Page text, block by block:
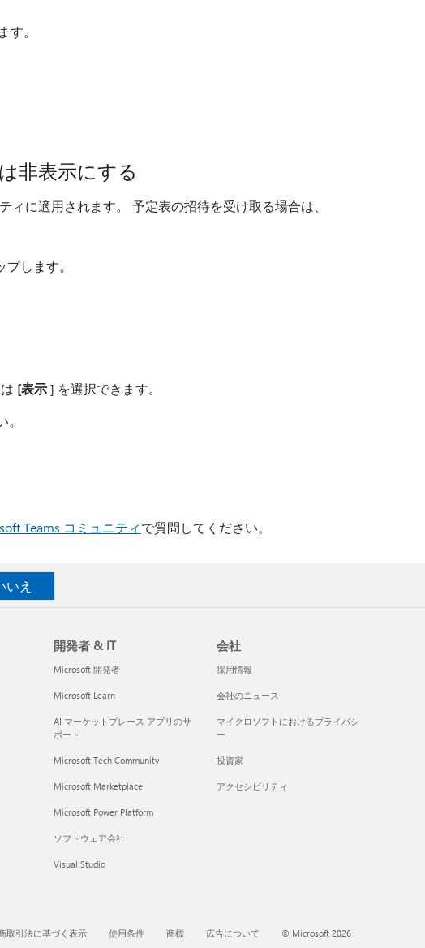
す。
非表示にする
に適用されます。 予定表の招待を受け取る場合は、
します。
[表示] を選択できます。
Teams コミュニティで質問してください。
いえ
開発者 & IT
Microsoft 開発者
Microsoft Learn
AI マーケットプレース アプリのサ
ポート
Microsoft Tech Community
Microsoft Marketplace
Microsoft Power Platform
ソフトウェア会社
Visual Studio
会社
採用情報
会社のニュース
マイクロソフトにおけるプライバシ
ー
投資家
アクセシビリティ
取引法に基づく表示 使用条件 商標 広告について © Microsoft 2026